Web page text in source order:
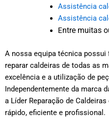
Assistência
Assistência
Entre muitas
A nossa equipa técnica
reparar caldeiras de todas as
excelência e a utilização de
Independentemente da marca
a Líder Reparação de
rápido, eficiente e profissional.